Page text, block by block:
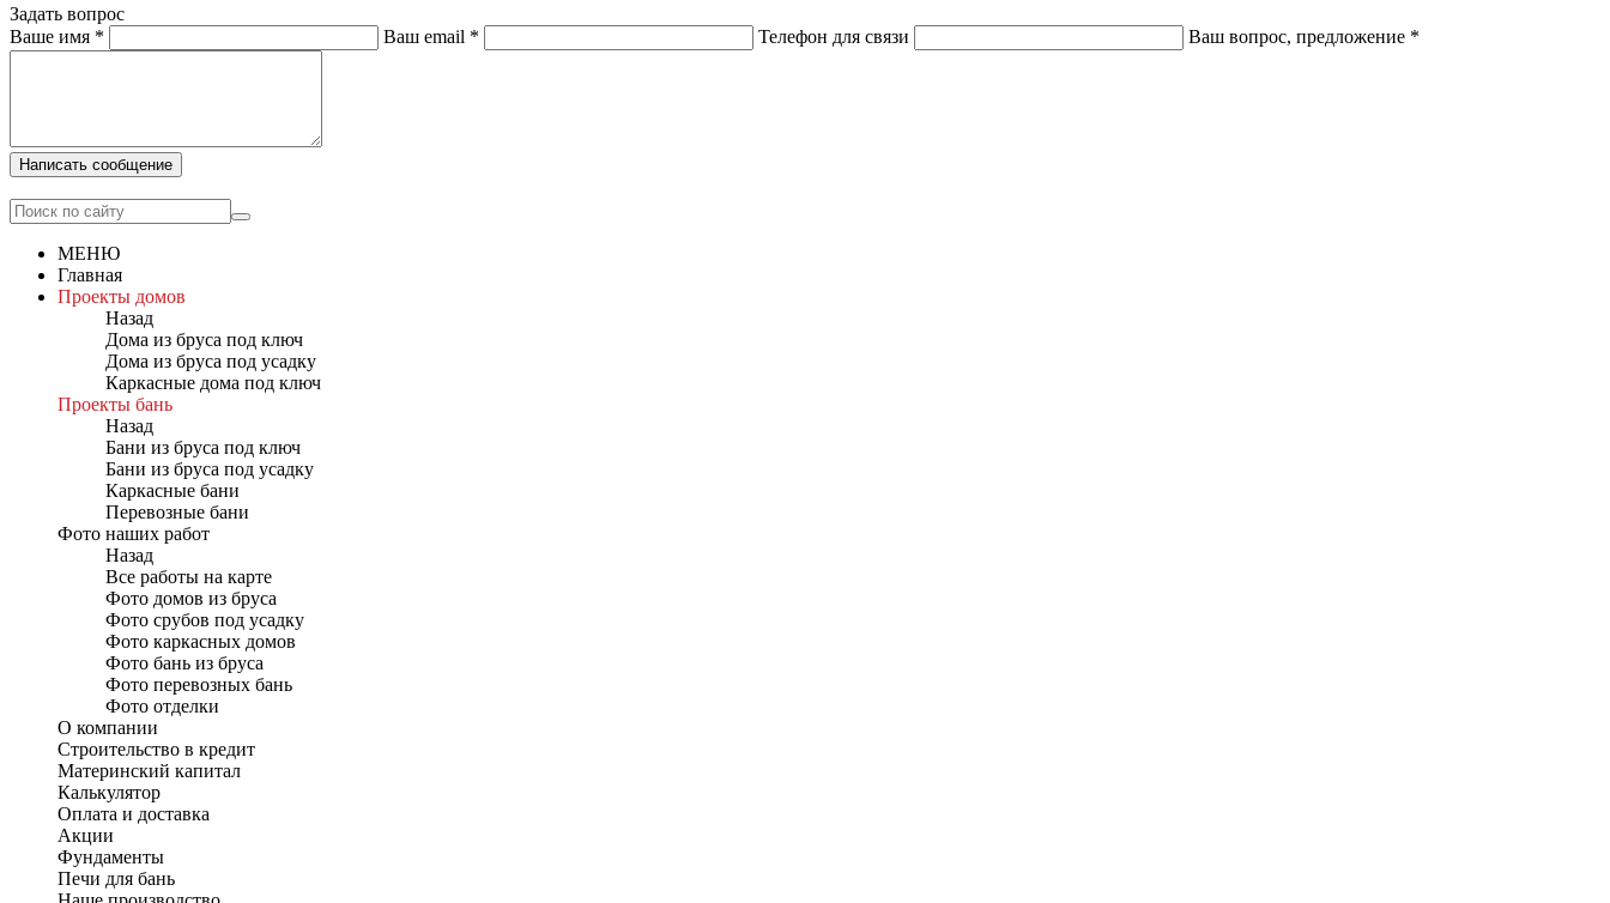
Задать вопрос
Ваше имя * Ваш email * Телефон для связи Ваш вопрос, предложение *
Написать сообщение
МЕНЮ
Главная
Проекты домов
Назад
Дома из бруса под ключ
Дома из бруса под усадку
Каркасные дома под ключ
Проекты бань
Назад
Бани из бруса под ключ
Бани из бруса под усадку
Каркасные бани
Перевозные бани
Фото наших работ
Назад
Все работы на карте
Фото домов из бруса
Фото срубов под усадку
Фото каркасных домов
Фото бань из бруса
Фото перевозных бань
Фото отделки
О компании
Строительство в кредит
Материнский капитал
Калькулятор
Оплата и доставка
Акции
Фундаменты
Печи для бань